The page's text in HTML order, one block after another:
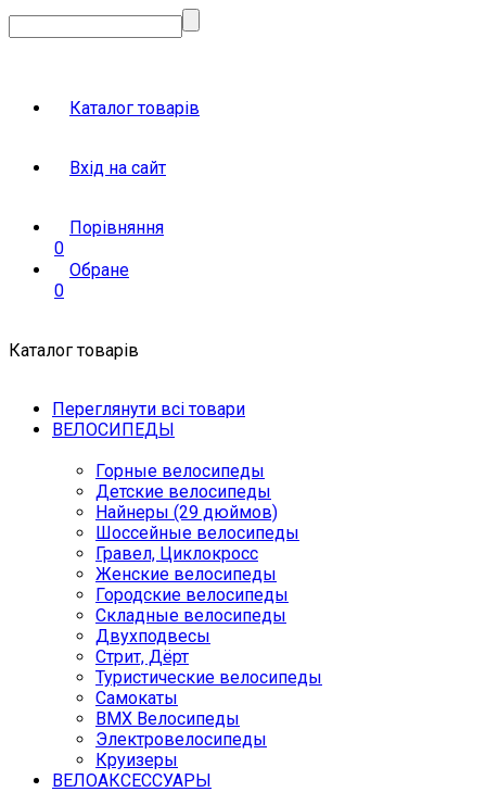
Каталог товарів
Вхід на сайт
Порівняння
0
Обране
0
Каталог товарів
Переглянути всі товари
ВЕЛОСИПЕДЫ
Горные велосипеды
Детские велосипеды
Найнеры (29 дюймов)
Шоссейные велосипеды
Гравел, Циклокросс
Женские велосипеды
Городcкие велосипеды
Складные велосипеды
Двухподвесы
Стрит, Дёрт
Туристические велосипеды
Самокаты
BMX Велосипеды
Электровелосипеды
Круизеры
ВЕЛОАКСЕССУАРЫ